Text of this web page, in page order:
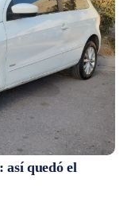
así quedó el